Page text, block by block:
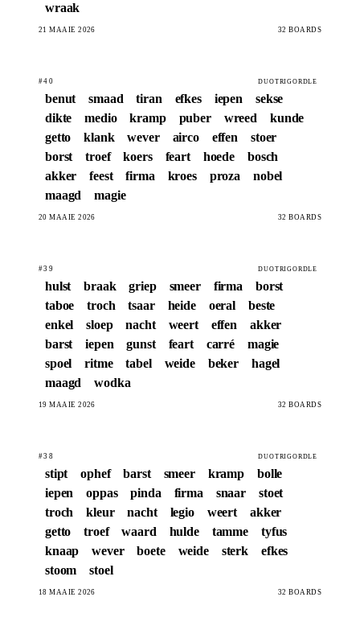
wraak
21 MAAIE 2026 32 BOARDS
#40 DUOTRIGORDLE
benut smaad tiran efkes iepen
sekse
dikte
medio kramp puber wreed
kunde
getto
klank wever airco effen
stoer
borst
troef koers feart hoede
bosch
akker
feest firma kroes proza
nobel
maagd
magie
20 MAAIE 2026 32 BOARDS
#39 DUOTRIGORDLE
hulst braak griep smeer firma
borst
taboe
troch tsaar heide oeral
beste
enkel
sloep nacht weert effen
akker
barst
iepen gunst feart carré
magie
spoel
ritme tabel weide beker
hagel
maagd
wodka
19 MAAIE 2026 32 BOARDS
#38 DUOTRIGORDLE
stipt ophef barst smeer kramp
bolle
iepen
oppas pinda firma snaar
stoet
troch
kleur nacht legio weert
akker
getto
troef waard hulde tamme
tyfus
knaap
wever boete weide sterk
efkes
stoom
stoel
18 MAAIE 2026 32 BOARDS